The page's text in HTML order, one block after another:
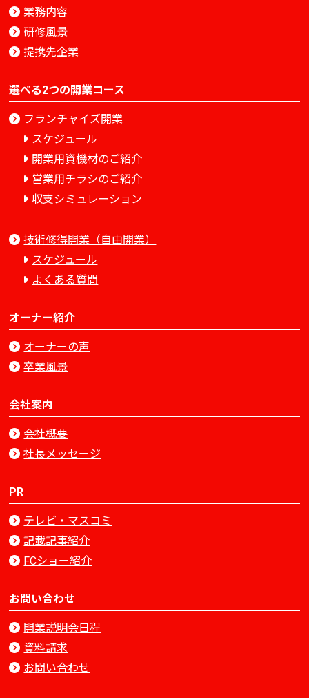
業務内容
研修風景
提携先企業
選べる2つの開業コース
フランチャイズ開業
スケジュール
開業用資機材のご紹介
営業用チラシのご紹介
収支シミュレーション
技術修得開業（自由開業）
スケジュール
よくある質問
オーナー紹介
オーナーの声
卒業風景
会社案内
会社概要
社長メッセージ
PR
テレビ・マスコミ
記載記事紹介
FCショー紹介
お問い合わせ
開業説明会日程
資料請求
お問い合わせ